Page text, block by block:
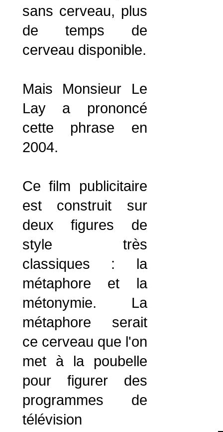
sans cerveau, plus
de temps de
cerveau disponible.
Mais Monsieur Le
Lay a prononcé
cette phrase en
2004.
Ce film publicitaire
est construit sur
deux figures de
style très
classiques : la
métaphore et la
métonymie. La
métaphore serait
ce cerveau que l'on
met à la poubelle
pour figurer des
programmes de
télévision